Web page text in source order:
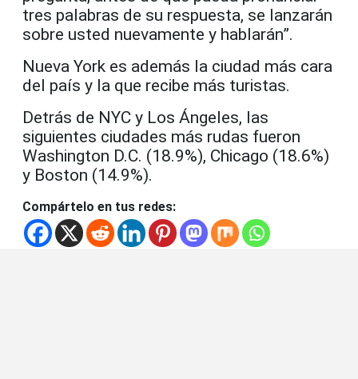
tres palabras de su respuesta, se lanzarán
sobre usted nuevamente y hablarán”.
Nueva York es además la ciudad más cara
del país y la que recibe más turistas.
Detrás de NYC y Los Ángeles, las
siguientes ciudades más rudas fueron
Washington D.C. (18.9%), Chicago (18.6%)
y Boston (14.9%).
Compártelo en tus redes: